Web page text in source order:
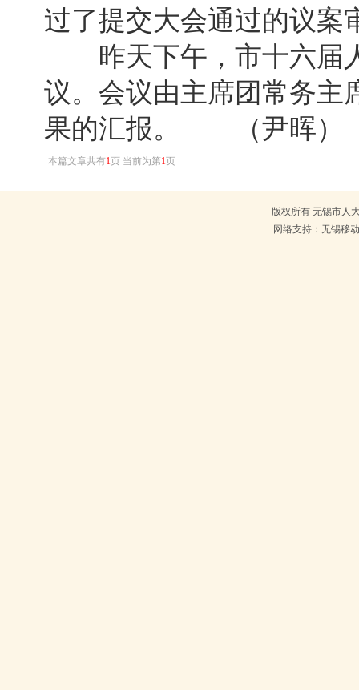
过了提交大会通过的议案
昨天下午，市十六届
议。会议由主席团常务主
果的汇报。 （尹晖）
本篇文章共有1页 当前为第1页
版权所有 无锡市人
网络支持：无锡移